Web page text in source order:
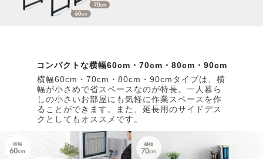
コンパクトな横幅60cm・70cm・80cm・90cm
横幅60cm・70cm・80cm・90cmタイプは、横
幅が小さめで省スペースなのが特長。一人暮ら
しの小さいお部屋にも気軽に作業スペースを作
ることができます。また、延長用のサイドデス
クとしてもオススメです。